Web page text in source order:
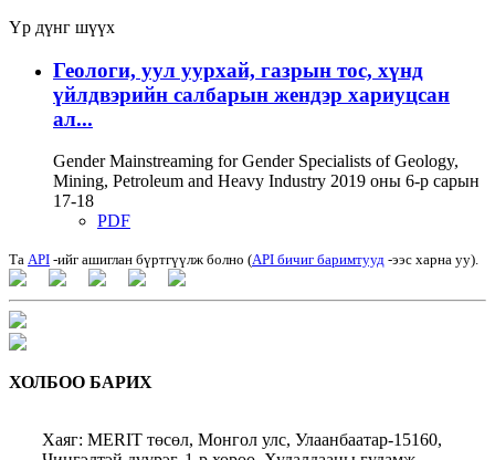
Үр дүнг шүүх
Геологи, уул уурхай, газрын тос, хүнд
үйлдвэрийн салбарын жендэр хариуцсан
ал...
Gender Mainstreaming for Gender Specialists of Geology,
Mining, Petroleum and Heavy Industry 2019 оны 6-р сарын
17-18
PDF
Та API -ийг ашиглан бүртгүүлж болно (API бичиг баримтууд -ээс харна уу).
ХОЛБОО БАРИХ
Хаяг: MERIT төсөл, Монгол улс, Улаанбаатар-15160,